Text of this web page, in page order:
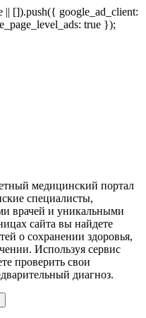
|| []).push({ google_ad_client:
true });
медицинский портал
специалисты,
врачей и уникальными
сайта вы найдете
о сохранении здоровья,
Используя сервис
проверить свои
диагноз.